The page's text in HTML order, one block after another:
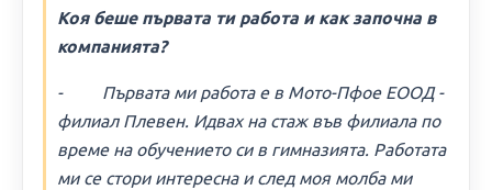
Коя беше първата ти работа и как започна в
компанията?
- Първата ми работа е в Мото-Пфое ЕООД -
филиал Плевен. Идвах на стаж във филиала по
време на обучението си в гимназията. Работата
ми се стори интересна и след моя молба ми